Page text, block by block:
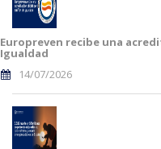
Europreven recibe una
Igualdad
14/07/2026